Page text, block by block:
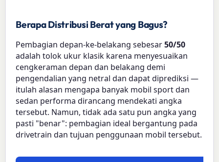
Berapa Distribusi Berat yang Bagus?
Pembagian depan-ke-belakang sebesar50/50
adalah tolok ukur klasik karena menyesuaikan
cengkeraman depan dan belakang demi
pengendalian yang netral dan dapat diprediksi —
itulah alasan mengapa banyak mobil sport dan
sedan performa dirancang mendekati angka
tersebut. Namun, tidak ada satu pun angka yang
pasti "benar": pembagian ideal bergantung pada
drivetrain dan tujuan penggunaan mobil tersebut.